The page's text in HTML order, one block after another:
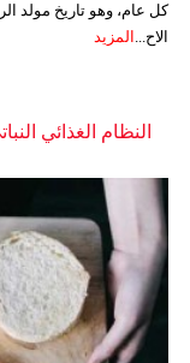
كل عام، وهو تاريخ مولد
الاح... المزيد
النظام الغذائي